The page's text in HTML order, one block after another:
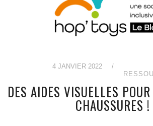
4 JANVIER 2022
/
DES AIDES VISUELLES
CHAUSSURES !